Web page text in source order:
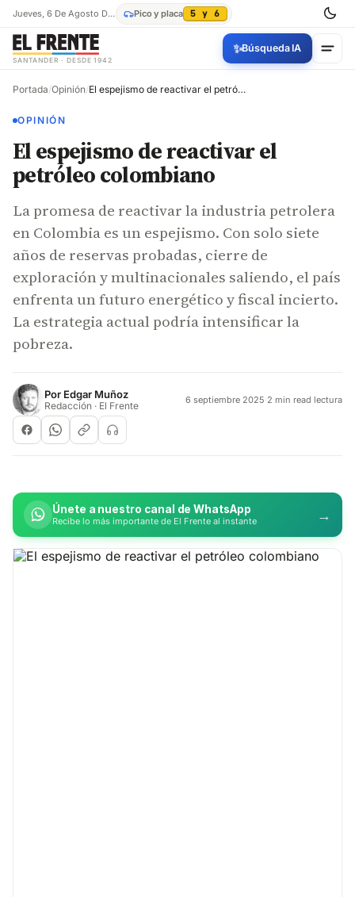
Jueves, 6 De Agosto De 2026 Pico y placa 5 y 6
SANTANDER · DESDE 1942
✨Búsqueda IA
Portada/Opinión/ El espejismo de reactivar el petróleo colombiano
OPINIÓN
El espejismo de reactivar el
petróleo colombiano
La promesa de reactivar la industria petrolera
en Colombia es un espejismo. Con solo siete
años de reservas probadas, cierre de
exploración y multinacionales saliendo, el país
enfrenta un futuro energético y fiscal incierto.
La estrategia actual podría intensificar la
pobreza.
Por Edgar Muñoz
Redacción · El Frente 6 septiembre 2025·2 min read lectura
Únete a nuestro canal de WhatsApp
Recibe lo más importante de El Frente al instante →